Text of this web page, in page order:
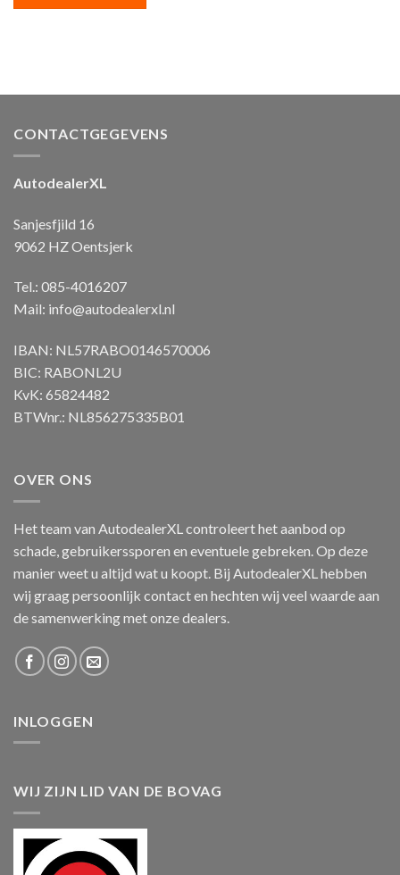
CONTACTGEGEVENS
AutodealerXL
Sanjesfjild 16
9062 HZ Oentsjerk
Tel.: 085-4016207
Mail: info@autodealerxl.nl
IBAN: NL57RABO0146570006
BIC: RABONL2U
KvK: 65824482
BTWnr.: NL856275335B01
OVER ONS
Het team van AutodealerXL controleert het aanbod op
schade, gebruikerssporen en eventuele gebreken. Op deze
manier weet u altijd wat u koopt. Bij AutodealerXL hebben
wij graag persoonlijk contact en hechten wij veel waarde aan
de samenwerking met onze dealers.
INLOGGEN
WIJ ZIJN LID VAN DE BOVAG